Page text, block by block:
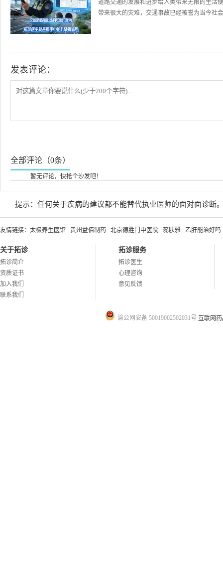
道路交通的发展和进步给人类带来无限的生活
带来很大的灾难，交通事故已经被誉为当今社
发表评论：
全部评论（0条）
暂无评论，快抢个沙发吧！
提示：任何关于疾病的建议都不能替代执业医师的面对面诊断
友情链接： 太极养生医馆 贵州益佰制药 北京德胜门中医院 蕊肤雅 乙肝能治好吗
关于拓诊
拓诊简介
资质证书
加入我们
联系我们
拓诊服务
拓诊医生
心理咨询
意见反馈
渝公网安备 50019002502031号 互联网